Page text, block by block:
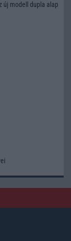
új modell dupla alap